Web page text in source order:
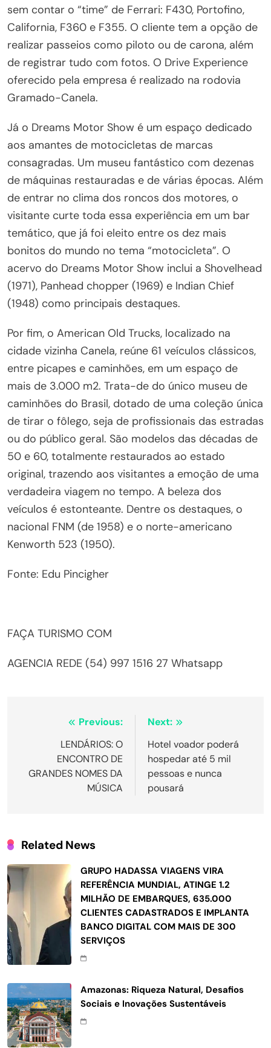
sem contar o “time” de Ferrari: F430, Portofino,
California, F360 e F355. O cliente tem a opção de
realizar passeios como piloto ou de carona, além
de registrar tudo com fotos. O Drive Experience
oferecido pela empresa é realizado na rodovia
Gramado-Canela.
Já o Dreams Motor Show é um espaço dedicado
aos amantes de motocicletas de marcas
consagradas. Um museu fantástico com dezenas
de máquinas restauradas e de várias épocas. Além
de entrar no clima dos roncos dos motores, o
visitante curte toda essa experiência em um bar
temático, que já foi eleito entre os dez mais
bonitos do mundo no tema “motocicleta”. O
acervo do Dreams Motor Show inclui a Shovelhead
(1971), Panhead chopper (1969) e Indian Chief
(1948) como principais destaques.
Por fim, o American Old Trucks, localizado na
cidade vizinha Canela, reúne 61 veículos clássicos,
entre picapes e caminhões, em um espaço de
mais de 3.000 m2. Trata-de do único museu de
caminhões do Brasil, dotado de uma coleção única
de tirar o fôlego, seja de profissionais das estradas
ou do público geral. São modelos das décadas de
50 e 60, totalmente restaurados ao estado
original, trazendo aos visitantes a emoção de uma
verdadeira viagem no tempo. A beleza dos
veículos é estonteante. Dentre os destaques, o
nacional FNM (de 1958) e o norte-americano
Kenworth 523 (1950).
Fonte: Edu Pincigher
FAÇA TURISMO COM
AGENCIA REDE (54) 997 1516 27 Whatsapp
Navegação
Post
Previous:
LENDÁRIOS: O
ENCONTRO DE
GRANDES NOMES DA
MÚSICA
Next:
Hotel voador poderá
hospedar até 5 mil
pessoas e nunca
pousará
Related News
GRUPO HADASSA VIAGENS VIRA
REFERÊNCIA MUNDIAL, ATINGE 1.2
MILHÃO DE EMBARQUES, 635.000
CLIENTES CADASTRADOS E IMPLANTA
BANCO DIGITAL COM MAIS DE 300
SERVIÇOS
Amazonas: Riqueza Natural, Desafios
Sociais e Inovações Sustentáveis